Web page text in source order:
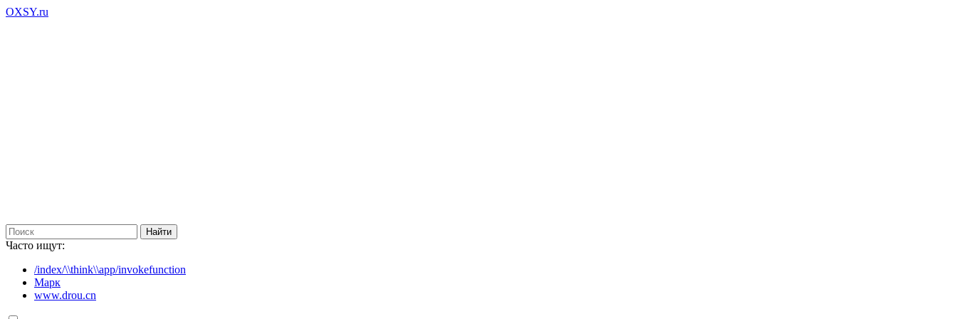
OXSY.ru
Часто ищут:
/index/\\think\\app/invokefunction
Марк
www.drou.cn